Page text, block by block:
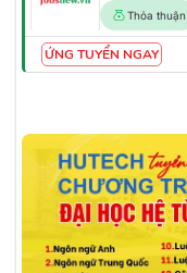
Thỏa thuận
ỨNG TUYỂN NGAY